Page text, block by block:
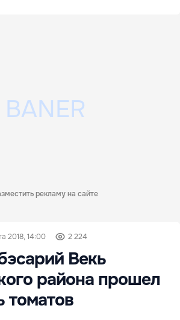
рекламу на сайте
2018, 14:00 2 224
Векь
района прошел
томатов